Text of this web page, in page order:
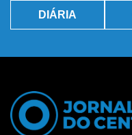
DIÁRIA